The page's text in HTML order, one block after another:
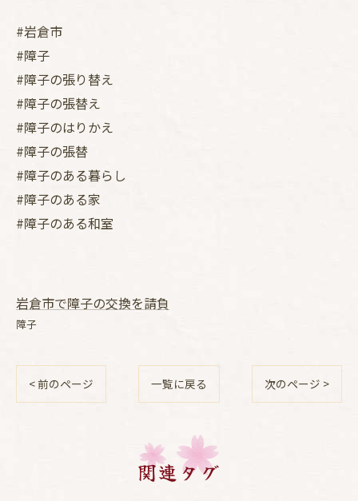
#岩倉市
#障子
#障子の張り替え
#障子の張替え
#障子のはりかえ
#障子の張替
#障子のある暮らし
#障子のある家
#障子のある和室
岩倉市で障子の交換を請負
障子
< 前のページ 一覧に戻る 次のページ >
関連タグ